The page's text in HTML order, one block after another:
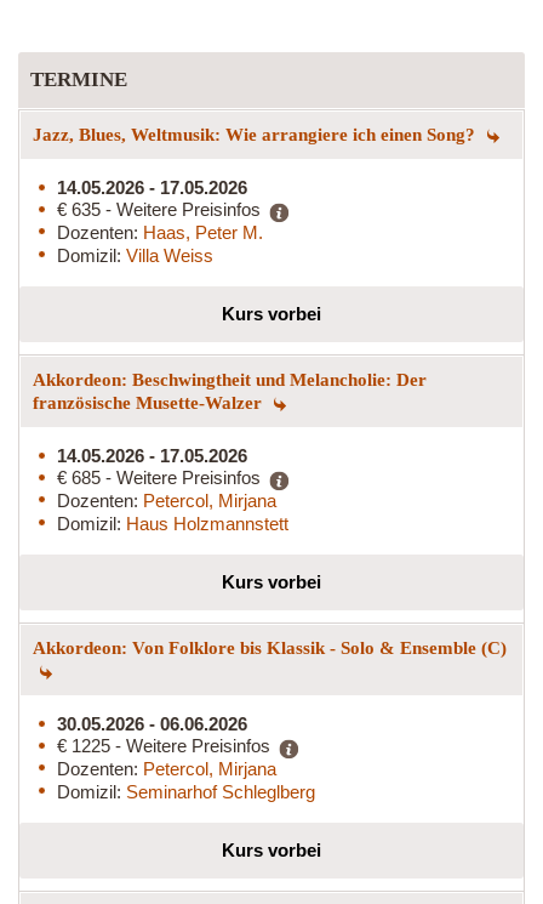
TERMINE
Jazz, Blues, Weltmusik: Wie arrangiere ich einen Song?
14.05.2026 - 17.05.2026
€ 635 - Weitere Preisinfos
Dozenten: Haas, Peter M.
Domizil: Villa Weiss
Kurs vorbei
Akkordeon: Beschwingtheit und Melancholie: Der
französische Musette-Walzer
14.05.2026 - 17.05.2026
€ 685 - Weitere Preisinfos
Dozenten: Petercol, Mirjana
Domizil: Haus Holzmannstett
Kurs vorbei
Akkordeon: Von Folklore bis Klassik - Solo & Ensemble (C)
30.05.2026 - 06.06.2026
€ 1225 - Weitere Preisinfos
Dozenten: Petercol, Mirjana
Domizil: Seminarhof Schleglberg
Kurs vorbei